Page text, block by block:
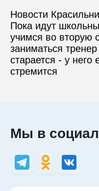
e-mail
Новости
Пока идут
учимся во вторую
заниматься
старается - у него
стремится
Мы в